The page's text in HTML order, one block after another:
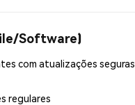
Software)
com atualizações seguras,
regulares